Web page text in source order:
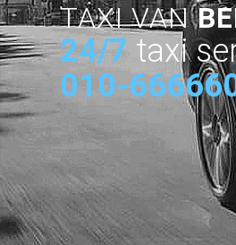
TAXI VAN
24/7 taxi
010-